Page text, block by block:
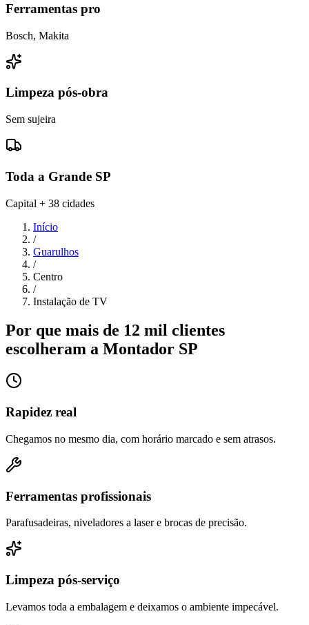
Ferramentas pro
Bosch, Makita
Limpeza pós-obra
Sem sujeira
Toda a Grande SP
Capital + 38 cidades
Início
/
Guarulhos
/
Centro
/
Instalação de TV
Por que mais de 12 mil clientes
escolheram a Montador SP
Rapidez real
Chegamos no mesmo dia, com horário marcado e sem atrasos.
Ferramentas profissionais
Parafusadeiras, niveladores a laser e brocas de precisão.
Limpeza pós-serviço
Levamos toda a embalagem e deixamos o ambiente impecável.